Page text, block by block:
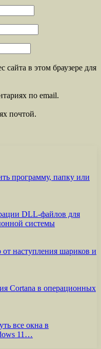
сайта в этом браузере для
по email.
почтой.
программу, папку или
DLL-файлов для
системы
наступления шариков и
Cortana в операционных
все окна в
11…